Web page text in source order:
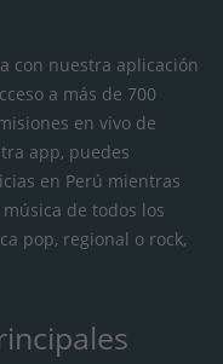
con nuestra aplicación
a más de 700
en vivo de
app, puedes
en Perú mientras
de todos los
pop, regional o rock,